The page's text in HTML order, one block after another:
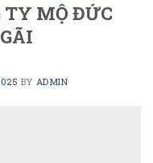
TY MỘ ĐỨC
BY ADMIN